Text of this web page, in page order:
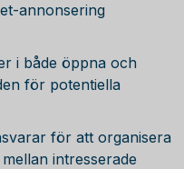
annonsering
i både öppna och
för potentiella
för att organisera
intresserade